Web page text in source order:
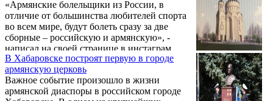
России» Краснодарского края Камо
Айрапетян, комментируя победу
российской команды на олимпийских
соревнованиях по гимнастике.
«Армянские болельщики из России, в
отличие от большинства любителей спорта
во всем мире, будут болеть сразу за две
сборные – российскую и армянскую», -
написал на своей странице в инстаграм
председатель Регионального отделения
Общероссийской общественной
организации «Союз Армян России»
Краснодарского края Камо Айрапетян.
В Хабаровске построят первую в городе
армянскую церковь
Важное событие произошло в жизни
армянской диаспоры в российском городе